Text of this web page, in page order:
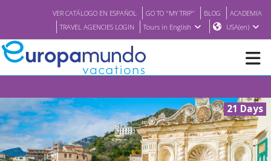
VER CATÁLOGO EN ESPAÑOL GO TO "MY TRIP" BLOG
ACADEMIA
TRAVEL AGENCIES LOGIN
Tours in English USA(en)
BROCHURE PDF
21 Days